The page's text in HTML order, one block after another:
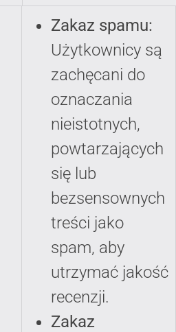
Zakaz spamu:
Użytkownicy są
zachęcani do
oznaczania
nieistotnych,
powtarzających
się lub
bezsensownych
treści jako
spam, aby
utrzymać jakość
recenzji.
Zakaz